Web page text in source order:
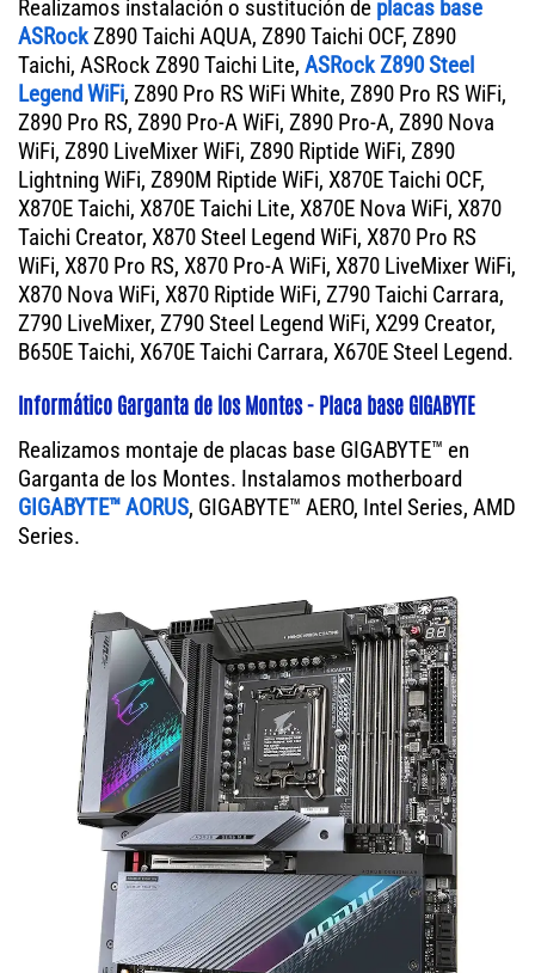
Realizamos instalación o sustitución de placas base
ASRockZ890 Taichi AQUA, Z890 Taichi OCF, Z890
Taichi, ASRock Z890 Taichi Lite, ASRock Z890 Steel
Legend WiFi, Z890 Pro RS WiFi White, Z890 Pro RS WiFi,
Z890 Pro RS, Z890 Pro-A WiFi, Z890 Pro-A, Z890 Nova
WiFi, Z890 LiveMixer WiFi, Z890 Riptide WiFi, Z890
Lightning WiFi, Z890M Riptide WiFi, X870E Taichi OCF,
X870E Taichi, X870E Taichi Lite, X870E Nova WiFi, X870
Taichi Creator, X870 Steel Legend WiFi, X870 Pro RS
WiFi, X870 Pro RS, X870 Pro-A WiFi, X870 LiveMixer WiFi,
X870 Nova WiFi, X870 Riptide WiFi, Z790 Taichi Carrara,
Z790 LiveMixer, Z790 Steel Legend WiFi, X299 Creator,
B650E Taichi, X670E Taichi Carrara, X670E Steel Legend.
Informático Garganta de los Montes - Placa base GIGABYTE
Realizamos montaje de placas base GIGABYTE™ en
Garganta de los Montes. Instalamos motherboard
GIGABYTE™ AORUS, GIGABYTE™ AERO, Intel Series, AMD
Series.